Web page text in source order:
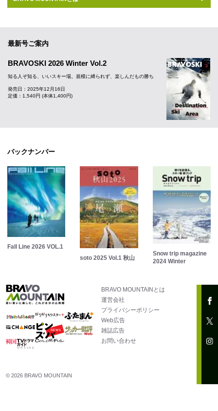
最新号ご案内
BRAVOSKI 2026 Winter Vol.2
知る人ぞ知る、いいスキー場。規模に縛られず、楽しんだもの勝ち
発売日：2025年12月16日
定価：1,540円 (本体1,400円)
バックナンバー
Fall Line 2026 VOL.1
soto 2025 Vol.1 秋山
Snow trip magazine
2024 Winter
BRAVO MOUNTAINとは
運営会社
プライバシーポリシー
Web広告
雑誌広告
お問い合わせ
© 2026 BRAVO MOUNTAIN